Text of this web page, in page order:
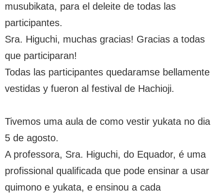
musubikata, para el deleite de todas las
participantes.
Sra. Higuchi, muchas gracias! Gracias a todas
que participaran!
Todas las participantes quedaramse bellamente
vestidas y fueron al festival de Hachioji.
Tivemos uma aula de como vestir yukata no dia
5 de agosto.
A professora, Sra. Higuchi, do Equador, é uma
profissional qualificada que pode ensinar a usar
quimono e yukata, e ensinou a cada